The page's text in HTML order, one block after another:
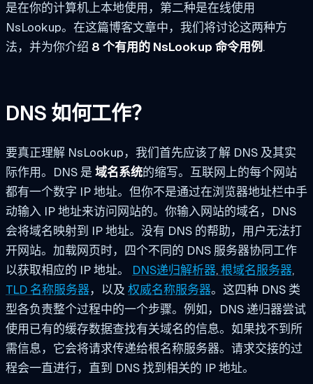
是在你的计算机上本地使用，第二种是在线使用
NsLookup。在这篇博客文章中，我们将讨论这两种方
法，并为你介绍 8 个有用的 NsLookup 命令用例.
DNS 如何工作？
要真正理解 NsLookup，我们首先应该了解 DNS 及其实
际作用。DNS 是 域名系统的缩写。互联网上的每个网站
都有一个数字 IP 地址。但你不是通过在浏览器地址栏中手
动输入 IP 地址来访问网站的。你输入网站的域名，DNS
会将域名映射到 IP 地址。没有 DNS 的帮助，用户无法打
开网站。加载网页时，四个不同的 DNS 服务器协同工作
以获取相应的 IP 地址。 DNS递归解析器,根域名服务器,
TLD 名称服务器，以及 权威名称服务器。这四种 DNS 类
型各负责整个过程中的一个步骤。例如，DNS 递归器尝试
使用已有的缓存数据查找有关域名的信息。如果找不到所
需信息，它会将请求传递给根名称服务器。请求交接的过
程会一直进行，直到 DNS 找到相关的 IP 地址。